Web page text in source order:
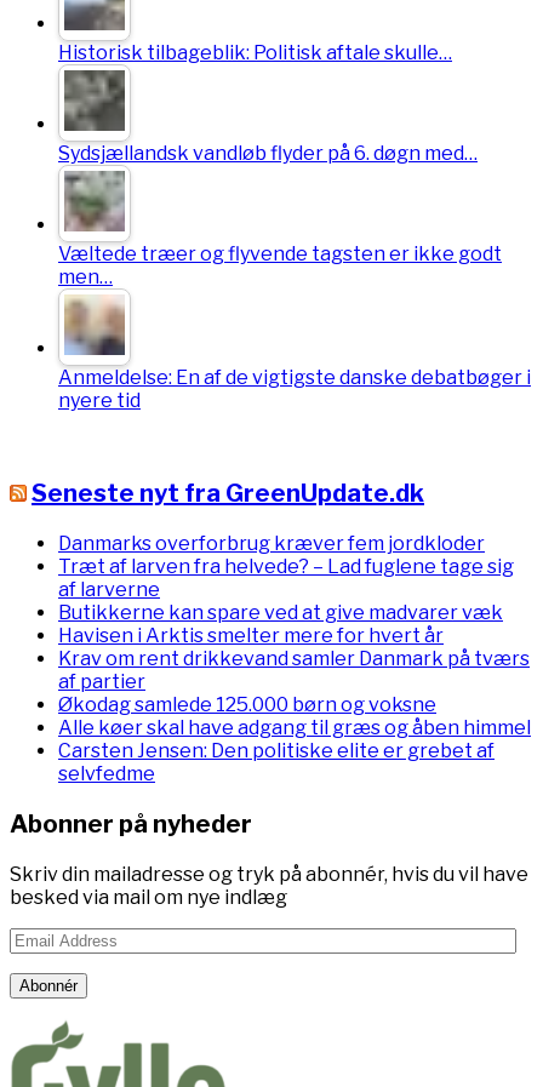
Historisk tilbageblik: Politisk aftale skulle…
Sydsjællandsk vandløb flyder på 6. døgn med…
Væltede træer og flyvende tagsten er ikke godt
men…
Anmeldelse: En af de vigtigste danske debatbøger i
nyere tid
Seneste nyt fra GreenUpdate.dk
Danmarks overforbrug kræver fem jordkloder
Træt af larven fra helvede? – Lad fuglene tage sig
af larverne
Butikkerne kan spare ved at give madvarer væk
Havisen i Arktis smelter mere for hvert år
Krav om rent drikkevand samler Danmark på tværs
af partier
Økodag samlede 125.000 børn og voksne
Alle køer skal have adgang til græs og åben himmel
Carsten Jensen: Den politiske elite er grebet af
selvfedme
Abonner på nyheder
Skriv din mailadresse og tryk på abonnér, hvis du vil have
besked via mail om nye indlæg
Email
Abonnér